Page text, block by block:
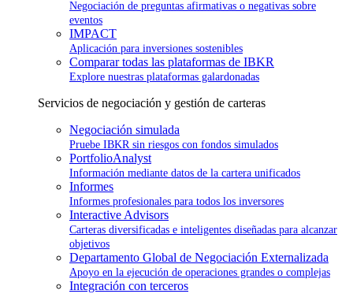
Negociación de preguntas afirmativas o negativas sobre
eventos
IMPACT
Aplicación para inversiones sostenibles
Comparar todas las plataformas de IBKR
Explore nuestras plataformas galardonadas
Servicios de negociación y gestión de carteras
Negociación simulada
Pruebe IBKR sin riesgos con fondos simulados
PortfolioAnalyst
Información mediante datos de la cartera unificados
Informes
Informes profesionales para todos los inversores
Interactive Advisors
Carteras diversificadas e inteligentes diseñadas para alcanzar
objetivos
Departamento Global de Negociación Externalizada
Apoyo en la ejecución de operaciones grandes o complejas
Integración con terceros